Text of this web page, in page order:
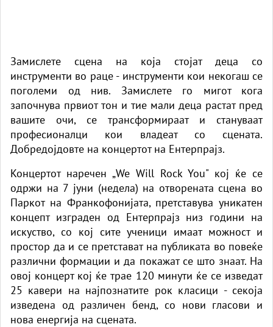
Замислете сцена на која стојат деца со
инструменти во раце - инструменти кои некогаш се
поголеми од нив. Замислете го мигот кога
започнува првиот тон и тие мали деца растат пред
вашите очи, се трансформираат и стануваат
професионалци кои владеат со сцената.
Добредојдовте на концертот на Ентерпрајз.
Концертот наречен „We Will Rock You" кој ќе се
одржи на 7 јуни (недела) на отворената сцена во
Паркот на Франкофонијата, претставува уникатен
концепт изграден од Ентерпрајз низ години на
искуство, со кој сите ученици имаат можност и
простор да и се претстават на публиката во повеќе
различни формации и да покажат се што знаат. На
овој концерт кој ќе трае 120 минути ќе се изведат
25 кавери на најпознатите рок класици - секоја
изведена од различен бенд, со нови гласови и
нова енергија на сцената.